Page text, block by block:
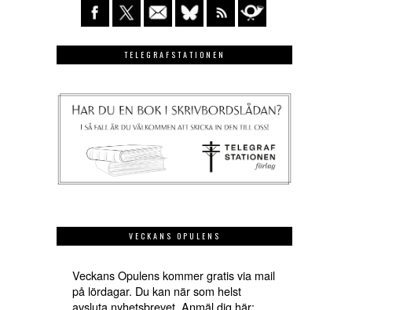
TELEGRAFSTATIONEN
VECKANS OPULENS
Veckans Opulens kommer gratis via mail
på lördagar. Du kan när som helst
avsluta nyhetsbrevet. Anmäl dig här: